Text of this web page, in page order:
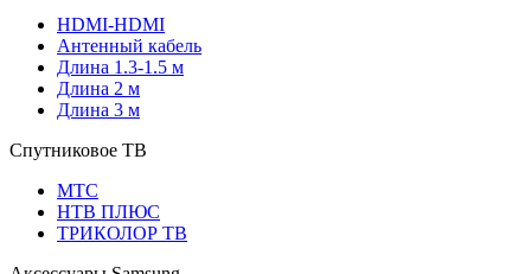
HDMI-HDMI
Антенный кабель
Длина 1.3-1.5 м
Длина 2 м
Длина 3 м
Спутниковое ТВ
МТС
НТВ ПЛЮС
ТРИКОЛОР ТВ